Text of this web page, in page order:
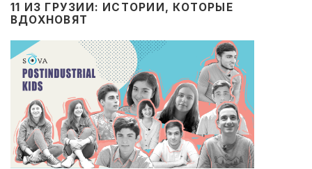
11 ИЗ ГРУЗИИ: ИСТОРИИ, КОТОРЫЕ
ВДОХНОВЯТ